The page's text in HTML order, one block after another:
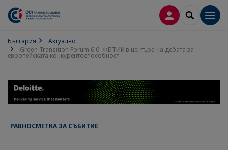
ВХОД ВSEARCH
България
Актуално
Green Transition Forum 6.0: ФБТИК в центъра на дебата за
европейската конкурентоспособност
РАВНОСМЕТКА ЗА СЪБИТИЕ